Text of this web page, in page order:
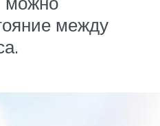
между